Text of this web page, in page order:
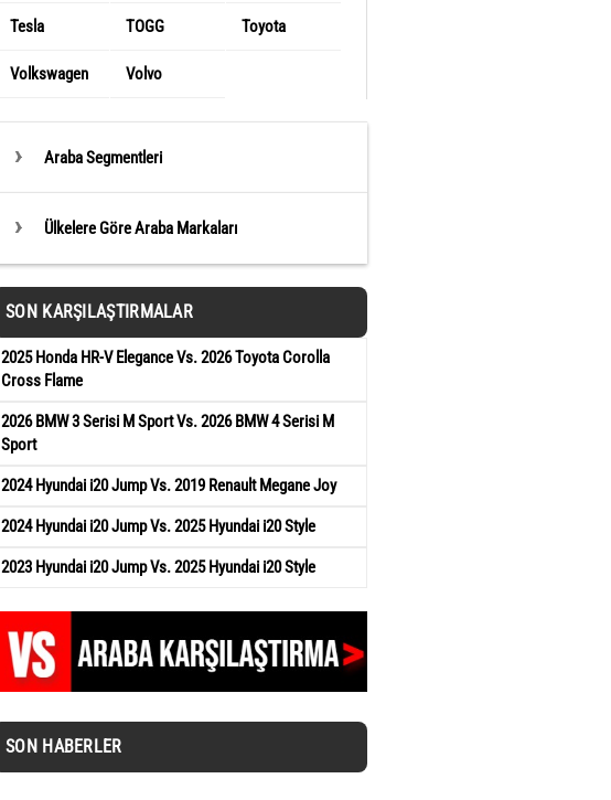
Tesla TOGG Toyota
Volkswagen Volvo
Araba Segmentleri
Ülkelere Göre Araba Markaları
SON KARŞILAŞTIRMALAR
2025 Honda HR-V Elegance Vs. 2026 Toyota Corolla
Cross Flame
2026 BMW 3 Serisi M Sport Vs. 2026 BMW 4 Serisi M
Sport
2024 Hyundai i20 Jump Vs. 2019 Renault Megane Joy
2024 Hyundai i20 Jump Vs. 2025 Hyundai i20 Style
2023 Hyundai i20 Jump Vs. 2025 Hyundai i20 Style
SON HABERLER